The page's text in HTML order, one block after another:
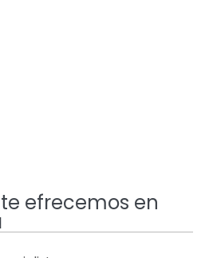
efrecemos en